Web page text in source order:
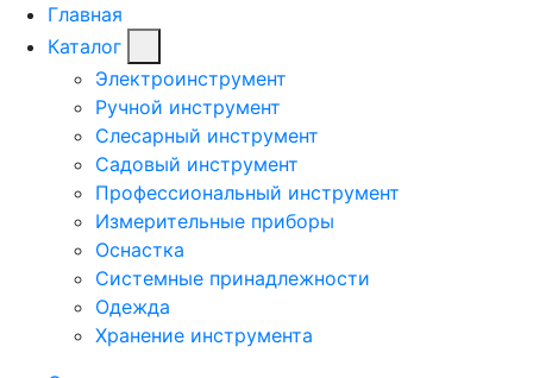
Главная
Каталог
Электроинструмент
Ручной инструмент
Слесарный инструмент
Садовый инструмент
Профессиональный инструмент
Измерительные приборы
Оснастка
Системные принадлежности
Одежда
Хранение инструмента